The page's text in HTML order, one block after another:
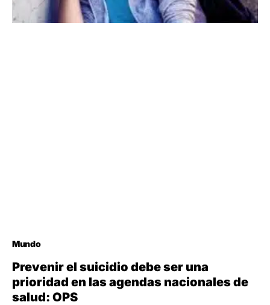
Mundo
Prevenir el suicidio debe ser una
prioridad en las agendas nacionales de
salud: OPS